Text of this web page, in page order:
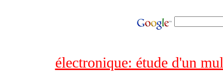
électronique: étude d'un